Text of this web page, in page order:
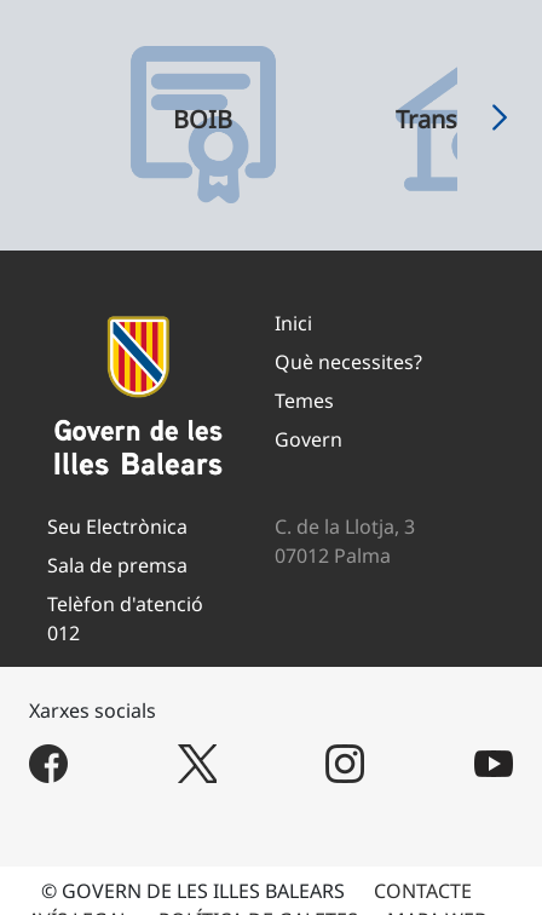
BOIB
Inici
Què necessites?
Temes
Govern
Seu Electrònica
Sala de premsa
Telèfon d'atenció
012
C. de la Llotja, 3
07012 Palma
Xarxes socials
© GOVERN DE LES ILLES BALEARS
CONTACTE